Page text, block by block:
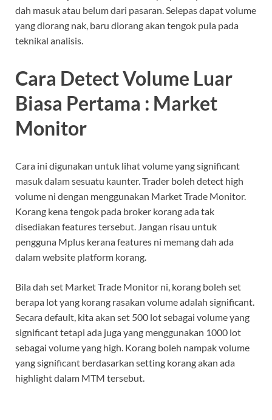
dah masuk atau belum dari pasaran. Selepas dapat volume
yang diorang nak, baru diorang akan tengok pula pada
teknikal analisis.
Cara Detect Volume Luar
Biasa Pertama : Market
Monitor
Cara ini digunakan untuk lihat volume yang significant
masuk dalam sesuatu kaunter. Trader boleh detect high
volume ni dengan menggunakan Market Trade Monitor.
Korang kena tengok pada broker korang ada tak
disediakan features tersebut. Jangan risau untuk
pengguna Mplus kerana features ni memang dah ada
dalam website platform korang.
Bila dah set Market Trade Monitor ni, korang boleh set
berapa lot yang korang rasakan volume adalah significant.
Secara default, kita akan set 500 lot sebagai volume yang
significant tetapi ada juga yang menggunakan 1000 lot
sebagai volume yang high. Korang boleh nampak volume
yang significant berdasarkan setting korang akan ada
highlight dalam MTM tersebut.